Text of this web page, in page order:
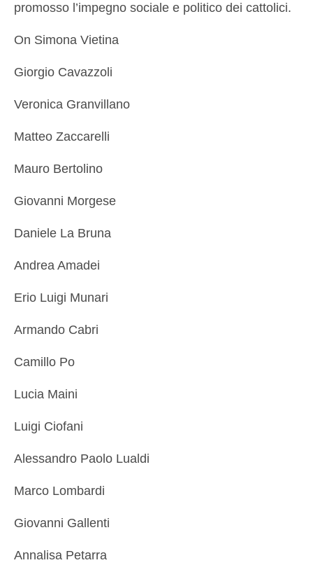
promosso l’impegno sociale e politico dei cattolici.
On Simona Vietina
Giorgio Cavazzoli
Veronica Granvillano
Matteo Zaccarelli
Mauro Bertolino
Giovanni Morgese
Daniele La Bruna
Andrea Amadei
Erio Luigi Munari
Armando Cabri
Camillo Po
Lucia Maini
Luigi Ciofani
Alessandro Paolo Lualdi
Marco Lombardi
Giovanni Gallenti
Annalisa Petarra